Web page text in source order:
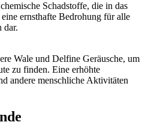
Schadstoffe, die in das
ernsthafte Bedrohung für alle
dar.
Wale und Delfine Geräusche, um
zu finden. Eine erhöhte
andere menschliche Aktivitäten